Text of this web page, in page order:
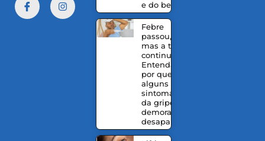
e do bebê
Febre
passou,
mas a tosse
continua?
Entenda
por que
alguns
sintomas
da gripe
demoram a
desaparecer